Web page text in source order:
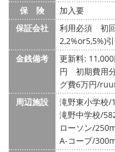
保 険
加入要
保証会社
利用必須 初
2,2%or5,5%)
金銭備考
更新料:
円
初期費用
グ費6万円/
周辺施設
滝野東小学校/
滝野中学校/
ローソン/
A-コープ/